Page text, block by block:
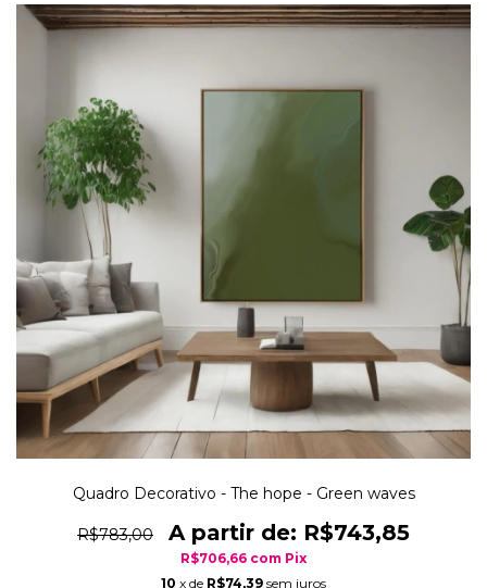
Quadro Decorativo - The hope - Green waves
R$783,00 R$743,85
R$706,66 com Pix
10 x de R$74,39 sem juros